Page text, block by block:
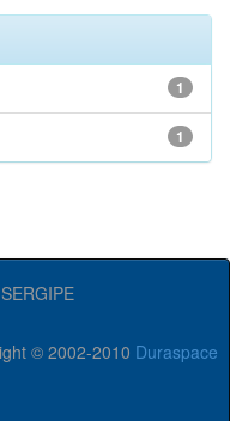
1
1
© 2002-2010 Duraspace